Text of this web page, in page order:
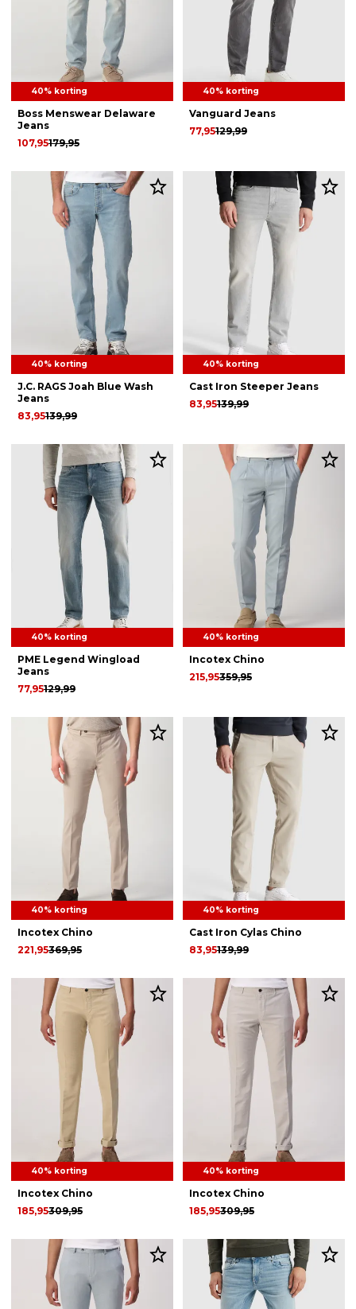
40% korting
Boss Menswear Delaware
Jeans
179,95
107,95
40% korting
Vanguard Jeans
129,99
77,95
40% korting
J.C. RAGS Joah Blue Wash
Jeans
139,99
83,95
40% korting
Cast Iron Steeper Jeans
139,99
83,95
40% korting
PME Legend Wingload
Jeans
129,99
77,95
40% korting
Incotex Chino
359,95
215,95
40% korting
Incotex Chino
369,95
221,95
40% korting
Cast Iron Cylas Chino
139,99
83,95
40% korting
Incotex Chino
309,95
185,95
40% korting
Incotex Chino
309,95
185,95